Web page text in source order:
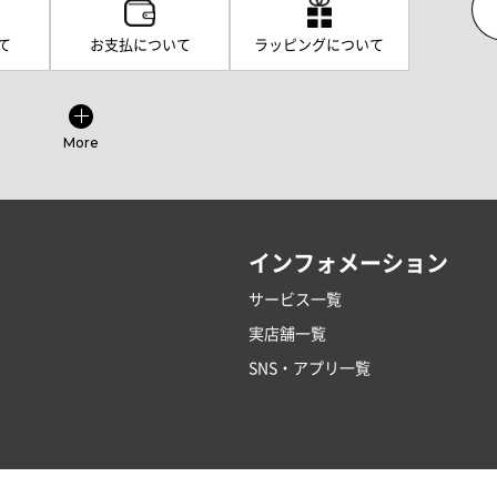
お支払について ラッピングについて
More
インフォメーション
サービス一覧
実店舗一覧
SNS・アプリ一覧